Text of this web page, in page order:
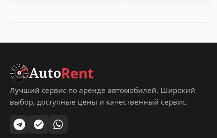
AutoRent
Лучший сервис по аренде автомобилей. Широкий
выбор, доступные цены и качественный сервис.